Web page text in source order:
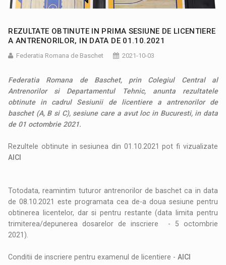
REZULTATE OBTINUTE IN PRIMA SESIUNE DE LICENTIERE
A ANTRENORILOR, IN DATA DE 01.10.2021
Federatia Romana de Baschet 2021-10-03
Federatia Romana de Baschet, prin Colegiul Central al
Antrenorilor si Departamentul Tehnic, anunta rezultatele
obtinute in cadrul Sesiunii de licentiere a antrenorilor de
baschet (A, B si C), sesiune care a avut loc in Bucuresti, in data
de 01 octombrie 2021.
Rezultele obtinute in sesiunea din 01.10.2021 pot fi vizualizate
AICI
Totodata, reamintim tuturor antrenorilor de baschet ca in data
de 08.10.2021 este programata cea de-a doua sesiune pentru
obtinerea licentelor, dar si pentru restante (data limita pentru
trimiterea/depunerea dosarelor de inscriere - 5 octombrie
2021).
Conditii de inscriere pentru examenul de licentiere -AICI